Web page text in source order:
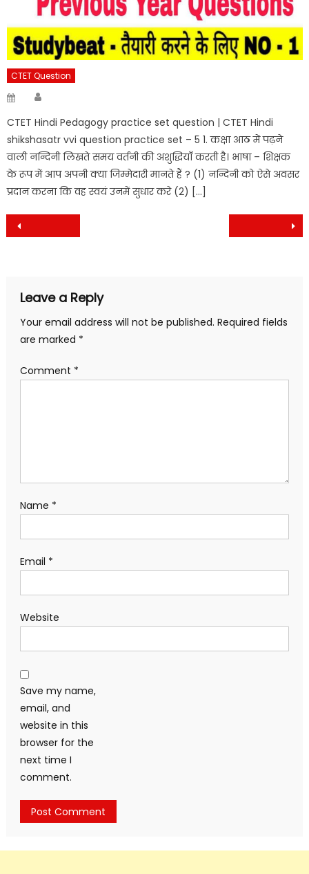
CTET Question
Posted
CTET Hindi Pedagogy practice set question | CTET Hindi
shikshasatr vvi question practice set – 5 1. कक्षा आठ में पढ़ने
वाली नन्दिनी लिखते समय वर्तनी की अशुद्धियाँ करती है। भाषा – शिक्षक
के रूप में आप अपनी क्या जिम्मेदारी मानते हैं ? (1) नन्दिनी को ऐसे अवसर
प्रदान करना कि वह स्वयं उनमें सुधार करे (2) […]
Post
Leave a Reply
Your email address will not be published. Required fields
are marked *
Comment *
Name *
Email *
Website
Save my name,
email, and
website in this
browser for the
next time I
comment.